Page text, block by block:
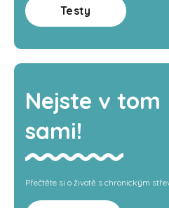
Testy
Nejste v tom
sami!
Přečtěte si o životě s chronickým